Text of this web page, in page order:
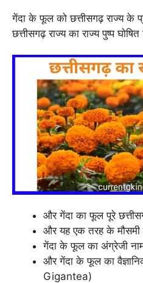
गेंदा के फूल को छत्तीसगढ़ राज्य के
छत्तीसगढ़ राज्य का राज्य पुष्प
और गेंदा का फूल पूरे
और यह एक तरह के
गेंदा के फूल का अंग्रेजी नाम
और गेंदा के फूल का
Gigantea)